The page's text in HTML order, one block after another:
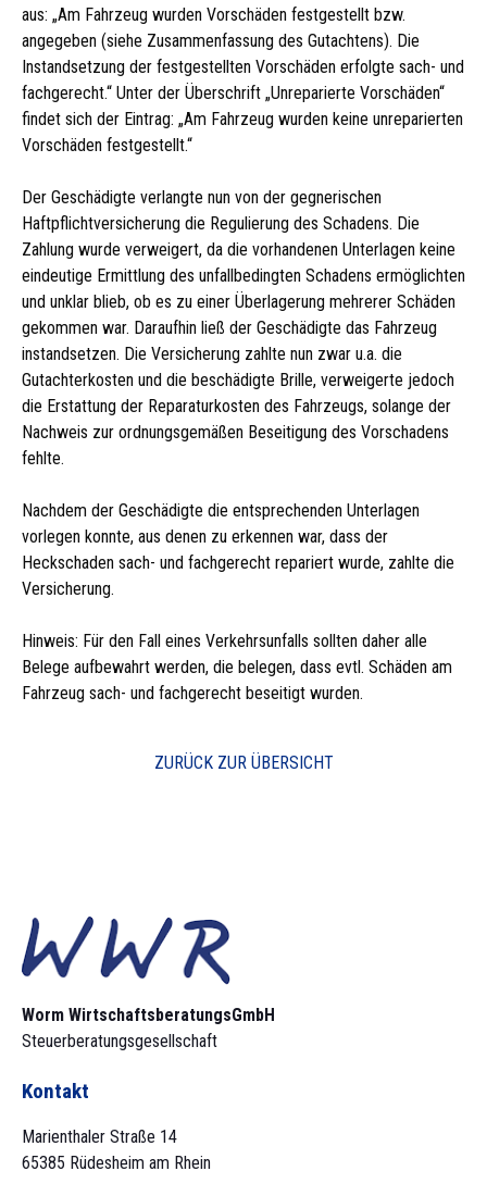
aus: „Am Fahrzeug wurden Vorschäden festgestellt bzw.
angegeben (siehe Zusammenfassung des Gutachtens). Die
Instandsetzung der festgestellten Vorschäden erfolgte sach- und
fachgerecht.“ Unter der Überschrift „Unreparierte Vorschäden“
findet sich der Eintrag: „Am Fahrzeug wurden keine unreparierten
Vorschäden festgestellt.“
Der Geschädigte verlangte nun von der gegnerischen
Haftpflichtversicherung die Regulierung des Schadens. Die
Zahlung wurde verweigert, da die vorhandenen Unterlagen keine
eindeutige Ermittlung des unfallbedingten Schadens ermöglichten
und unklar blieb, ob es zu einer Überlagerung mehrerer Schäden
gekommen war. Daraufhin ließ der Geschädigte das Fahrzeug
instandsetzen. Die Versicherung zahlte nun zwar u.a. die
Gutachterkosten und die beschädigte Brille, verweigerte jedoch
die Erstattung der Reparaturkosten des Fahrzeugs, solange der
Nachweis zur ordnungsgemäßen Beseitigung des Vorschadens
fehlte.
Nachdem der Geschädigte die entsprechenden Unterlagen
vorlegen konnte, aus denen zu erkennen war, dass der
Heckschaden sach- und fachgerecht repariert wurde, zahlte die
Versicherung.
Hinweis: Für den Fall eines Verkehrsunfalls sollten daher alle
Belege aufbewahrt werden, die belegen, dass evtl. Schäden am
Fahrzeug sach- und fachgerecht beseitigt wurden.
ZURÜCK ZUR ÜBERSICHT
Worm Wirtschaftsberatungs­GmbH
Steuerberatungsgesellschaft
Kontakt
Marienthaler Straße 14
65385 Rüdesheim am Rhein